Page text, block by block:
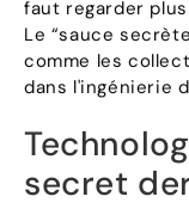
faut regarder
Le “sauce
comme les
dans l'ingénierie
secret